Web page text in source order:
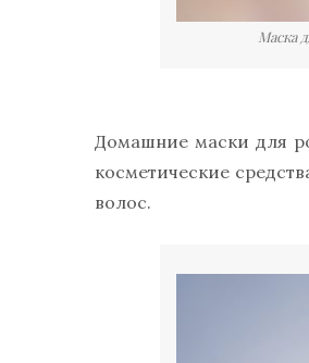
Маска
Домашние маски для
косметические
волос.